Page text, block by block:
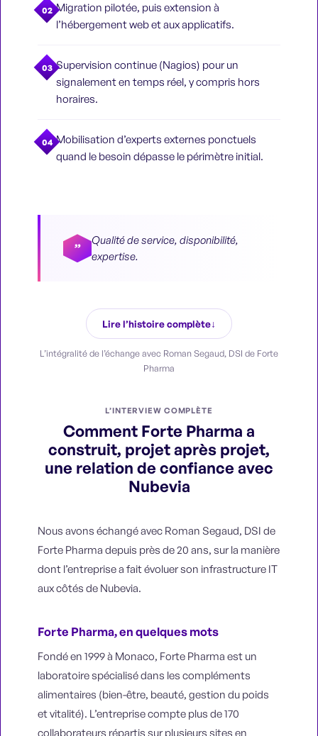
02 Migration pilotée, puis extension à
l’hébergement web et aux applicatifs.
03 Supervision continue (Nagios) pour un
signalement en temps réel, y compris hors
horaires.
04 Mobilisation d’experts externes ponctuels
quand le besoin dépasse le périmètre initial.
”
Qualité de service, disponibilité,
expertise.
Lire l’histoire complète
L’intégralité de l’échange avec Roman Segaud, DSI de Forte
Pharma
L’INTERVIEW COMPLÈTE
Comment Forte Pharma a
construit, projet après projet,
une relation de confiance avec
Nubevia
Nous avons échangé avec Roman Segaud, DSI de
Forte Pharma depuis près de 20 ans, sur la manière
dont l’entreprise a fait évoluer son infrastructure IT
aux côtés de Nubevia.
Forte Pharma, en quelques mots
Fondé en 1999 à Monaco, Forte Pharma est un
laboratoire spécialisé dans les compléments
alimentaires (bien-être, beauté, gestion du poids
et vitalité). L’entreprise compte plus de 170
collaborateurs répartis sur plusieurs sites en